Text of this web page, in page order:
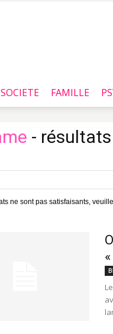
SOCIETE FAMILLE
-
ne sont pas satisfaisants,